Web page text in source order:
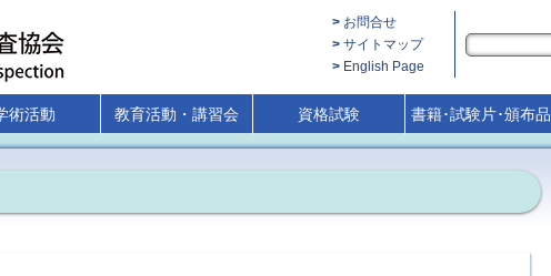
お問合せ
サイトマップ
English Page
術活動 教育活動・講習会 資格試験 書籍･試験片･頒布品